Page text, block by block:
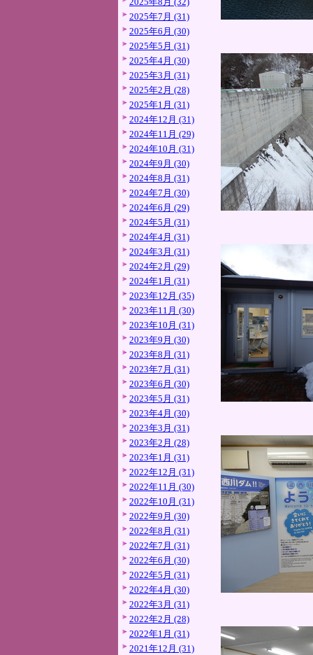
2025年7月 (31)
2025年6月 (30)
2025年5月 (31)
2025年4月 (30)
2025年3月 (31)
2025年2月 (28)
2025年1月 (31)
2024年12月 (31)
2024年11月 (29)
2024年10月 (31)
2024年9月 (30)
2024年8月 (31)
2024年7月 (30)
2024年6月 (29)
2024年5月 (31)
2024年4月 (31)
2024年3月 (31)
2024年2月 (29)
2024年1月 (31)
2023年12月 (35)
2023年11月 (30)
2023年10月 (31)
2023年9月 (30)
2023年8月 (31)
2023年7月 (31)
2023年6月 (30)
2023年5月 (31)
2023年4月 (30)
2023年3月 (31)
2023年2月 (28)
2023年1月 (31)
2022年12月 (31)
2022年11月 (30)
2022年10月 (31)
2022年9月 (30)
2022年8月 (31)
2022年7月 (31)
2022年6月 (30)
2022年5月 (31)
2022年4月 (30)
2022年3月 (31)
2022年2月 (28)
2022年1月 (31)
2021年12月 (31)